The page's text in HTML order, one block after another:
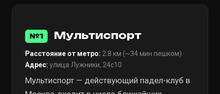
№1 Мультиспорт
Расстояние от метро: 2.8 км (~34 мин пешком) ·
Адрес: улица Лужники, 24с10
Мультиспорт — действующий падел-клуб в